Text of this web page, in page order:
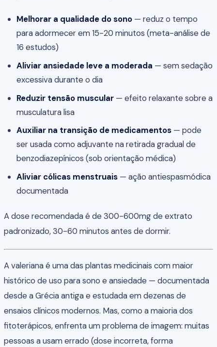
Melhorar a qualidade do sono— reduz o tempo
para adormecer em 15-20 minutos (meta-análise de
16 estudos)
Aliviar ansiedade leve a moderada — sem sedação
excessiva durante o dia
Reduzir tensão muscular— efeito relaxante sobre a
musculatura lisa
Auxiliar na transição de medicamentos— pode
ser usada como adjuvante na retirada gradual de
benzodiazepínicos (sob orientação médica)
Aliviar cólicas menstruais— ação antiespasmódica
documentada
A dose recomendada é de 300-600mg de extrato
padronizado, 30-60 minutos antes de dormir.
A valeriana é uma das plantas medicinais com maior
histórico de uso para sono e ansiedade — documentada
desde a Grécia antiga e estudada em dezenas de
ensaios clínicos modernos. Mas, como a maioria dos
fitoterápicos, enfrenta um problema de imagem: muitas
pessoas a usam errado (dose incorreta, forma